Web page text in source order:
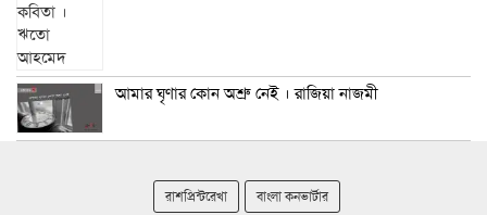
আমার ঘৃণার কোন অশ্রু নেই । রাজিয়া নাজমী
রাশপ্রিন্টরেখা বাংলা কনভার্টার